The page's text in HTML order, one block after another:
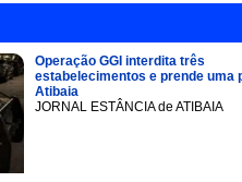
Operação GGI interdita três
estabelecimentos e prende uma
Atibaia
JORNAL ESTÂNCIA de ATIBAIA